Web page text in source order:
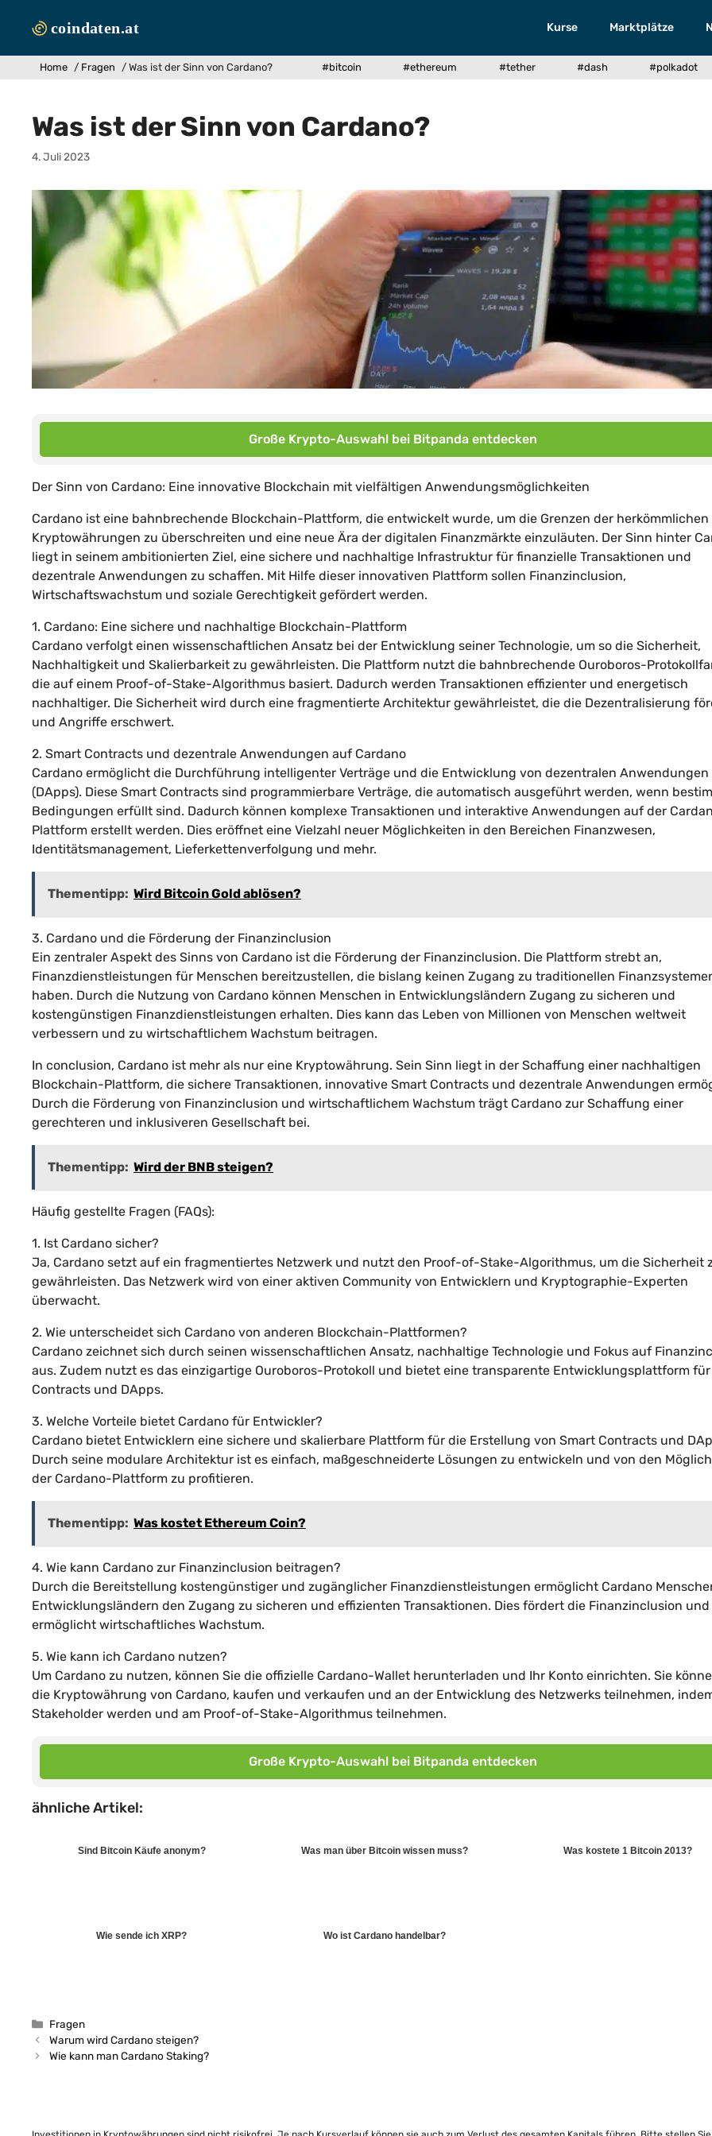
Inhalt
Kurse Marktplätze
Home / Fragen / Was ist der Sinn von Cardano? #bitcoin #ethereum #tether #dash #polkadot
Was ist der Sinn von Cardano?
4. Juli 2023
Große Krypto-Auswahl bei Bitpanda entdecken
Der Sinn von Cardano: Eine innovative Blockchain mit vielfältigen Anwendungsmöglichkeiten
Cardano ist eine bahnbrechende Blockchain-Plattform, die entwickelt wurde, um die Grenzen der herkömmlichen
Kryptowährungen zu überschreiten und eine neue Ära der digitalen Finanzmärkte einzuläuten. Der Sinn hinter
liegt in seinem ambitionierten Ziel, eine sichere und nachhaltige Infrastruktur für finanzielle Transaktionen und
dezentrale Anwendungen zu schaffen. Mit Hilfe dieser innovativen Plattform sollen Finanzinclusion,
Wirtschaftswachstum und soziale Gerechtigkeit gefördert werden.
1. Cardano: Eine sichere und nachhaltige Blockchain-Plattform
Cardano verfolgt einen wissenschaftlichen Ansatz bei der Entwicklung seiner Technologie, um so die Sicherheit,
Nachhaltigkeit und Skalierbarkeit zu gewährleisten. Die Plattform nutzt die bahnbrechende Ouroboros-
die auf einem Proof-of-Stake-Algorithmus basiert. Dadurch werden Transaktionen effizienter und energetisch
nachhaltiger. Die Sicherheit wird durch eine fragmentierte Architektur gewährleistet, die die Dezentralisierung
und Angriffe erschwert.
2. Smart Contracts und dezentrale Anwendungen auf Cardano
Cardano ermöglicht die Durchführung intelligenter Verträge und die Entwicklung von dezentralen Anwendungen
(DApps). Diese Smart Contracts sind programmierbare Verträge, die automatisch ausgeführt werden, wenn
Bedingungen erfüllt sind. Dadurch können komplexe Transaktionen und interaktive Anwendungen auf der
Plattform erstellt werden. Dies eröffnet eine Vielzahl neuer Möglichkeiten in den Bereichen Finanzwesen,
Identitätsmanagement, Lieferkettenverfolgung und mehr.
Thementipp: Wird Bitcoin Gold ablösen?
3. Cardano und die Förderung der Finanzinclusion
Ein zentraler Aspekt des Sinns von Cardano ist die Förderung der Finanzinclusion. Die Plattform strebt an,
Finanzdienstleistungen für Menschen bereitzustellen, die bislang keinen Zugang zu traditionellen
haben. Durch die Nutzung von Cardano können Menschen in Entwicklungsländern Zugang zu sicheren und
kostengünstigen Finanzdienstleistungen erhalten. Dies kann das Leben von Millionen von Menschen weltweit
verbessern und zu wirtschaftlichem Wachstum beitragen.
In conclusion, Cardano ist mehr als nur eine Kryptowährung. Sein Sinn liegt in der Schaffung einer nachhaltigen
Blockchain-Plattform, die sichere Transaktionen, innovative Smart Contracts und dezentrale Anwendungen
Durch die Förderung von Finanzinclusion und wirtschaftlichem Wachstum trägt Cardano zur Schaffung einer
gerechteren und inklusiveren Gesellschaft bei.
Thementipp: Wird der BNB steigen?
Häufig gestellte Fragen (FAQs):
1. Ist Cardano sicher?
Ja, Cardano setzt auf ein fragmentiertes Netzwerk und nutzt den Proof-of-Stake-Algorithmus, um die Sicherheit
gewährleisten. Das Netzwerk wird von einer aktiven Community von Entwicklern und Kryptographie-Experten
überwacht.
2. Wie unterscheidet sich Cardano von anderen Blockchain-Plattformen?
Cardano zeichnet sich durch seinen wissenschaftlichen Ansatz, nachhaltige Technologie und Fokus auf
aus. Zudem nutzt es das einzigartige Ouroboros-Protokoll und bietet eine transparente Entwicklungsplattform
Contracts und DApps.
3. Welche Vorteile bietet Cardano für Entwickler?
Cardano bietet Entwicklern eine sichere und skalierbare Plattform für die Erstellung von Smart Contracts und
Durch seine modulare Architektur ist es einfach, maßgeschneiderte Lösungen zu entwickeln und von den
der Cardano-Plattform zu profitieren.
Thementipp: Was kostet Ethereum Coin?
4. Wie kann Cardano zur Finanzinclusion beitragen?
Durch die Bereitstellung kostengünstiger und zugänglicher Finanzdienstleistungen ermöglicht Cardano
Entwicklungsländern den Zugang zu sicheren und effizienten Transaktionen. Dies fördert die Finanzinclusion und
ermöglicht wirtschaftliches Wachstum.
5. Wie kann ich Cardano nutzen?
Um Cardano zu nutzen, können Sie die offizielle Cardano-Wallet herunterladen und Ihr Konto einrichten. Sie
die Kryptowährung von Cardano, kaufen und verkaufen und an der Entwicklung des Netzwerks teilnehmen,
Stakeholder werden und am Proof-of-Stake-Algorithmus teilnehmen.
Große Krypto-Auswahl bei Bitpanda entdecken
ähnliche Artikel:
Sind Bitcoin Käufe anonym? Was man über Bitcoin wissen muss? Was kostete 1 Bitcoin 2013?
Wie sende ich XRP? Wo ist Cardano handelbar?
Kategorien
Fragen
Warum wird Cardano steigen?
Wie kann man Cardano Staking?